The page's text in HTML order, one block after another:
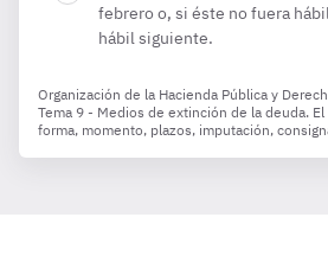
febrero o, si éste no fuera
hábil siguiente.
Organización de la Hacienda Pública y
Tema 9 - Medios de extinción de la deuda.
forma, momento, plazos, imputación,